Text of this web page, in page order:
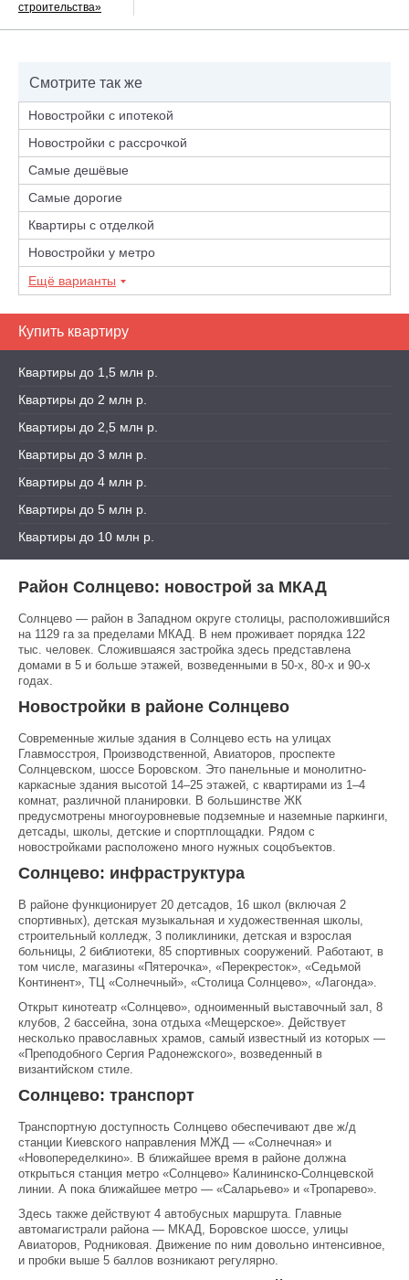
строительства»
Смотрите так же
Новостройки с ипотекой
Новостройки с рассрочкой
Самые дешёвые
Самые дорогие
Квартиры с отделкой
Новостройки у метро
Ещё варианты
Купить квартиру
Квартиры до 1,5 млн р.
Квартиры до 2 млн р.
Квартиры до 2,5 млн р.
Квартиры до 3 млн р.
Квартиры до 4 млн р.
Квартиры до 5 млн р.
Квартиры до 10 млн р.
Район Солнцево: новострой за МКАД
Солнцево — район в Западном округе столицы, расположившийся
на 1129 га за пределами МКАД. В нем проживает порядка 122
тыс. человек. Сложившаяся застройка здесь представлена
домами в 5 и больше этажей, возведенными в 50-х, 80-х и 90-х
годах.
Новостройки в районе Солнцево
Современные жилые здания в Солнцево есть на улицах
Главмосстроя, Производственной, Авиаторов, проспекте
Солнцевском, шоссе Боровском. Это панельные и монолитно-
каркасные здания высотой 14–25 этажей, с квартирами из 1–4
комнат, различной планировки. В большинстве ЖК
предусмотрены многоуровневые подземные и наземные паркинги,
детсады, школы, детские и спортплощадки. Рядом с
новостройками расположено много нужных соцобъектов.
Солнцево: инфраструктура
В районе функционирует 20 детсадов, 16 школ (включая 2
спортивных), детская музыкальная и художественная школы,
строительный колледж, 3 поликлиники, детская и взрослая
больницы, 2 библиотеки, 85 спортивных сооружений. Работают, в
том числе, магазины «Пятерочка», «Перекресток», «Седьмой
Континент», ТЦ «Солнечный», «Столица Солнцево», «Лагонда».
Открыт кинотеатр «Солнцево», одноименный выставочный зал, 8
клубов, 2 бассейна, зона отдыха «Мещерское». Действует
несколько православных храмов, самый известный из которых —
«Преподобного Сергия Радонежского», возведенный в
византийском стиле.
Солнцево: транспорт
Транспортную доступность Солнцево обеспечивают две ж/д
станции Киевского направления МЖД — «Солнечная» и
«Новопеределкино». В ближайшее время в районе должна
открыться станция метро «Солнцево» Калининско-Солнцевской
линии. А пока ближайшее метро — «Саларьево» и «Тропарево».
Здесь также действуют 4 автобусных маршрута. Главные
автомагистрали района — МКАД, Боровское шоссе, улицы
Авиаторов, Родниковая. Движение по ним довольно интенсивное,
и пробки выше 5 баллов возникают регулярно.